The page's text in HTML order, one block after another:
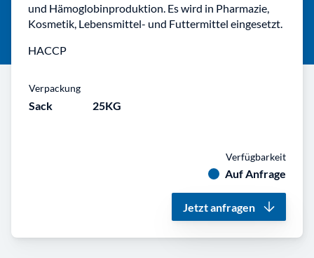
und Hämoglobinproduktion. Es wird in Pharmazie,
Kosmetik, Lebensmittel- und Futtermittel eingesetzt.
HACCP
Verpackung
Sack 25KG
Verfügbarkeit
Auf Anfrage
Jetzt anfragen